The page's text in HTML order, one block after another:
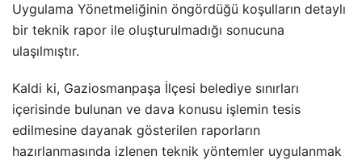
Uygulama Yönetmeliğinin öngördüğü koşulların detaylı
bir teknik rapor ile oluşturulmadığı sonucuna
ulaşılmıştır.
Kaldi ki, Gaziosmanpaşa İlçesi belediye sınırları
içerisinde bulunan ve dava konusu işlemin tesis
edilmesine dayanak gösterilen raporların
hazırlanmasında izlenen teknik yöntemler uygulanmak